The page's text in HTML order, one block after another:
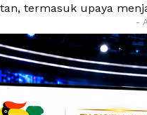
termasuk upaya
-